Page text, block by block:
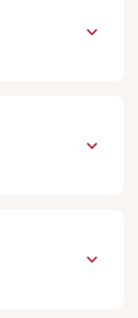
keyboard_arrow_down
keyboard_arrow_down
keyboard_arrow_down